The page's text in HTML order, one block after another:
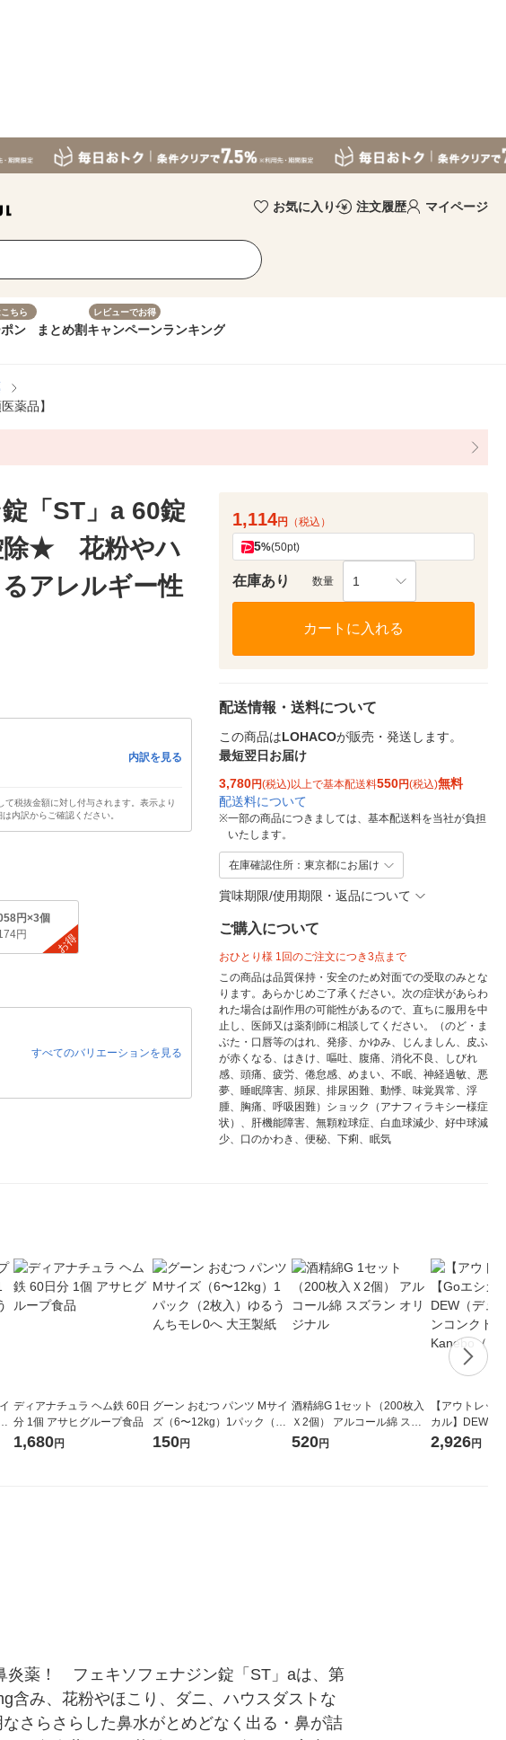
お気に入り 注文履歴 マイページ
ちら
ン まとめ割
レビューでお得
キャンペーンランキング
薬品】
「ST」a 60錠
除★ 花粉やハ
アレルギー性
内訳を見る
税抜金額に対し付与されます。表示より
内訳からご確認ください。
円×3個
円
お得
すべてのバリエーションを見る
1,114円 （税込）
5%(50pt)
在庫あり 数量 1
カートに入れる
配送情報・送料について
この商品はLOHACOが販売・発送します。
最短翌日お届け
3,780円(税込)以上で基本配送料550円(税込)無料
配送料について
※一部の商品につきましては、基本配送料を当社が負担
いたします。
在庫確認住所：東京都にお届け
賞味期限/使用期限・返品について
ご購入について
おひとり様 1回のご注文につき3点まで
この商品は品質保持・安全のため対面での受取のみとな
ります。あらかじめご了承ください。次の症状があらわ
れた場合は副作用の可能性があるので、直ちに服用を中
止し、医師又は薬剤師に相談してください。（のど・ま
ぶた・口唇等のはれ、発疹、かゆみ、じんましん、皮ふ
が赤くなる、はきけ、嘔吐、腹痛、消化不良、しびれ
感、頭痛、疲労、倦怠感、めまい、不眠、神経過敏、悪
夢、睡眠障害、頻尿、排尿困難、動悸、味覚異常、浮
腫、胸痛、呼吸困難）ショック（アナフィラキシー様症
状）、肝機能障害、無顆粒球症、白血球減少、好中球減
少、口のかわき、便秘、下痢、眠気
枚
ディアナチュラ ヘム鉄 60日
分 1個 アサヒグループ食品
1,680円
グーン おむつ パンツ Mサイ
ズ（6〜12kg）1パック（2
枚入）ゆるうんちモレ0へ 大
150円
酒精綿G 1セット（200枚入
Ｘ2個） アルコール綿 スズ
ラン オリジナル
520円
【アウトレッ
カル】DEW（
タンコンクド
2,926円
炎薬！　フェキソフェナジン錠「ST」aは、第
含み、花粉やほこり、ダニ、ハウスダストな
さらさらした鼻水がとめどなく出る・鼻が詰